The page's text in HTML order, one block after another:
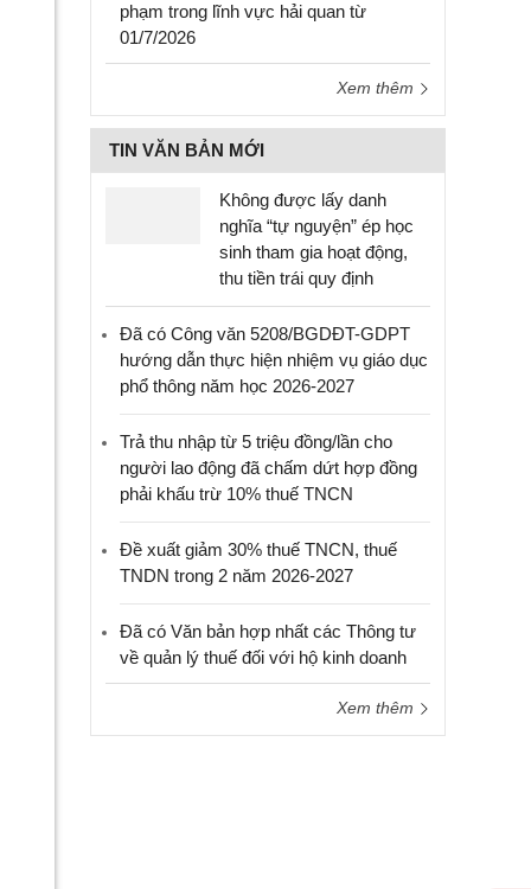
phạm trong lĩnh vực hải quan từ
01/7/2026
Xem thêm
TIN VĂN BẢN MỚI
Không được lấy danh
nghĩa “tự nguyện” ép học
sinh tham gia hoạt động,
thu tiền trái quy định
Đã có Công văn 5208/BGDĐT-GDPT
hướng dẫn thực hiện nhiệm vụ giáo dục
phổ thông năm học 2026-2027
Trả thu nhập từ 5 triệu đồng/lần cho
người lao động đã chấm dứt hợp đồng
phải khấu trừ 10% thuế TNCN
Đề xuất giảm 30% thuế TNCN, thuế
TNDN trong 2 năm 2026-2027
Đã có Văn bản hợp nhất các Thông tư
về quản lý thuế đối với hộ kinh doanh
Xem thêm